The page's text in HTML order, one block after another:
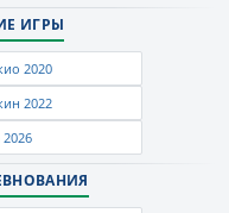
ИГРЫ
2020
2022